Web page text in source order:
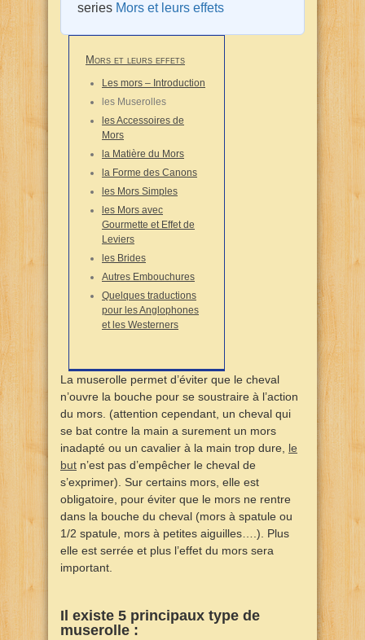
series Mors et leurs effets
Mors et leurs effets
Les mors – Introduction
les Muserolles
les Accessoires de
Mors
la Matière du Mors
la Forme des Canons
les Mors Simples
les Mors avec
Gourmette et Effet de
Leviers
les Brides
Autres Embouchures
Quelques traductions
pour les Anglophones
et les Westerners
La muserolle permet d’éviter que le cheval
n’ouvre la bouche pour se soustraire à l’action
du mors. (attention cependant, un cheval qui
se bat contre la main a surement un mors
inadapté ou un cavalier à la main trop dure, le
but n’est pas d’empêcher le cheval de
s’exprimer). Sur certains mors, elle est
obligatoire, pour éviter que le mors ne rentre
dans la bouche du cheval (mors à spatule ou
1/2 spatule, mors à petites aiguilles….). Plus
elle est serrée et plus l’effet du mors sera
important.
Il existe 5 principaux type de
muserolle :